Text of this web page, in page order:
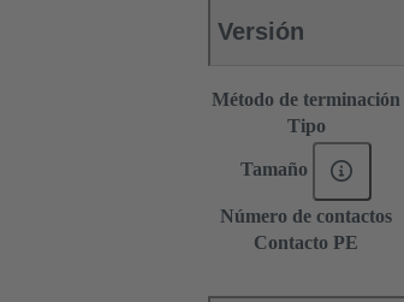
Versión
Método de terminación
Tipo
Tamaño
Número de contactos
Contacto PE